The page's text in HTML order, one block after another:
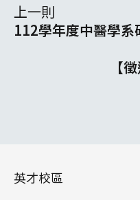
上一則
112學年度中醫學
【
英才校區